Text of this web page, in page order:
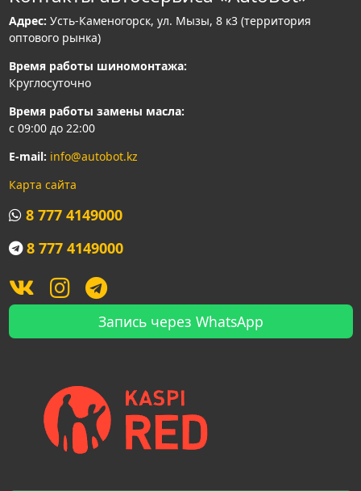
Адрес: Усть-Каменогорск, ул. Мызы, 8 к3 (территория
оптового рынка)
Время работы шиномонтажа:
Круглосуточно
Время работы замены масла:
с 09:00 до 22:00
E-mail: info@autobot.kz
Карта сайта
8 777 4149000
8 777 4149000
Запись через WhatsApp